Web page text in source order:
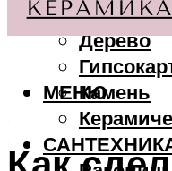
МАТЕРИАЛЫ
Дерево
Камень
МЕНЮ